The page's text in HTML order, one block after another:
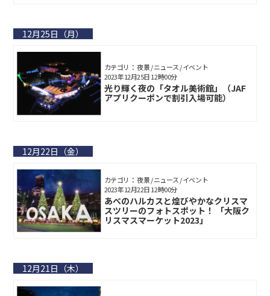
12月25日（月）
カテゴリ： 夜景 / ニュース / イベント
光り輝く夜の「タオル美術館」（JAF
アプリクーポンで割引入場可能）
2023年12月25日 12時00分
12月22日（金）
カテゴリ： 夜景 / ニュース / イベント
あべのハルカスと煌びやかなクリスマ
スツリーのフォトスポット！ 「大阪ク
リスマスマーケット2023」
2023年12月22日 12時00分
12月21日（木）